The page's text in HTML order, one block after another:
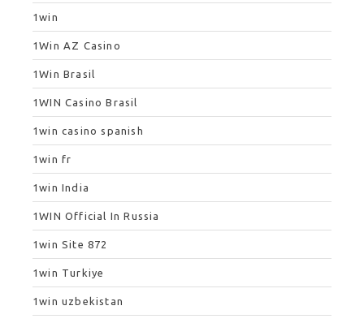
1win
1Win AZ Casino
1Win Brasil
1WIN Casino Brasil
1win casino spanish
1win fr
1win India
1WIN Official In Russia
1win Site 872
1win Turkiye
1win uzbekistan